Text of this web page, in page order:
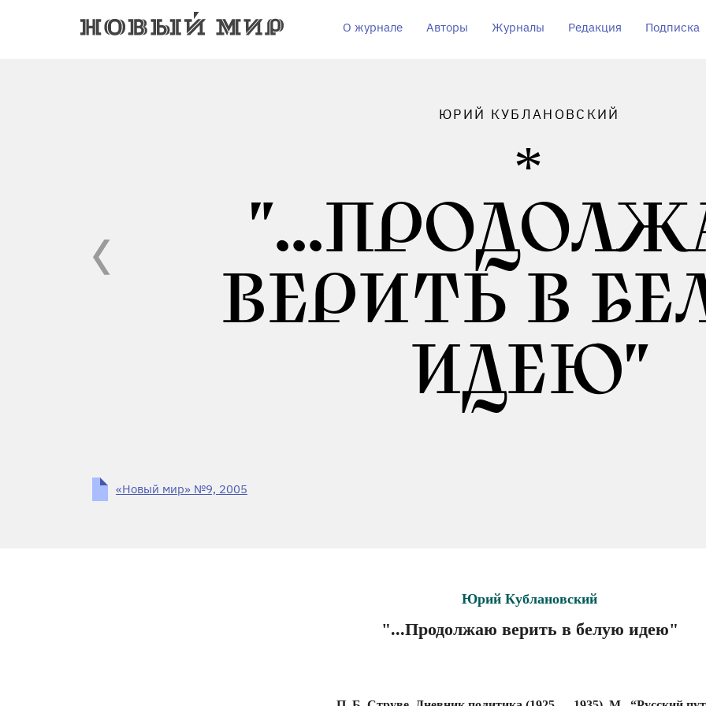
О журнале Авторы Журналы Редакция Подписка
ЮРИЙ КУБЛАНОВСКИЙ
ВЕРИТЬ В
ИДЕЮ"
«Новый мир» №9, 2005
Юрий Кублановский
"...Продолжаю верить в белую идею"